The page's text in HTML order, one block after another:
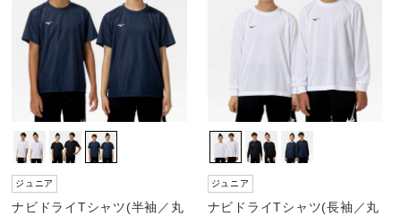
ジュニア
ナビドライTシャツ(半袖／丸
ジュニア
ナビドライTシャツ(長袖／丸